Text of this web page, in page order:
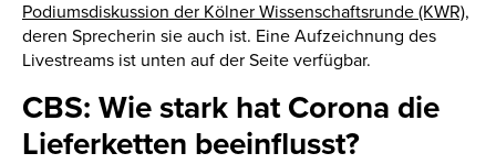
Podiumsdiskussion der Kölner Wissenschaftsrunde (KWR),
deren Sprecherin sie auch ist. Eine Aufzeichnung des
Livestreams ist unten auf der Seite verfügbar.
CBS: Wie stark hat Corona die
Lieferketten beeinflusst?